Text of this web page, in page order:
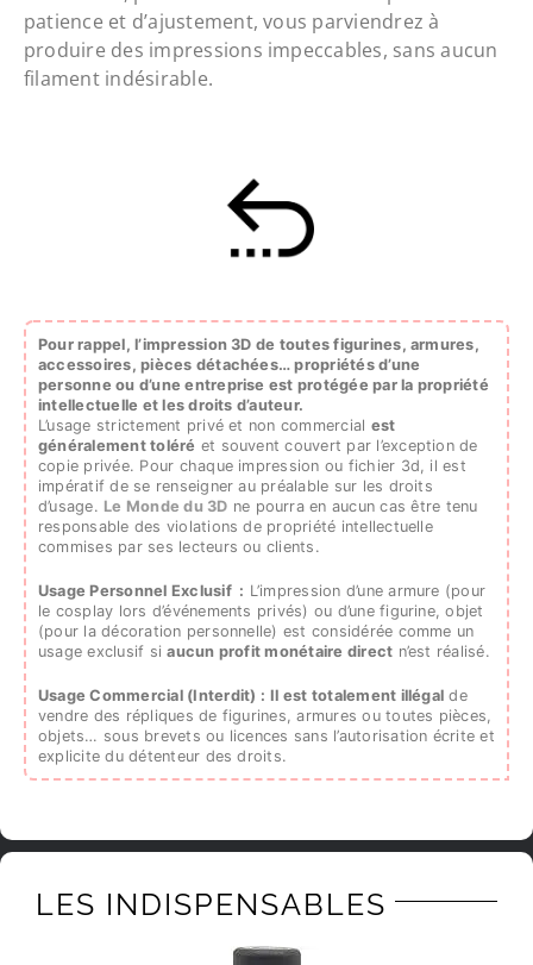
patience et d’ajustement, vous parviendrez à
produire des impressions impeccables, sans aucun
filament indésirable.
Pour rappel, l’impression 3D de toutes figurines, armures,
accessoires, pièces détachées…propriétés d’une
personne ou d’une entreprise est protégée par la propriété
intellectuelle et les droits d’auteur.
L’usage strictement privé et non commercial est
généralement toléré et souvent couvert par l’exception de
copie privée. Pour chaque impression ou fichier 3d, il est
impératif de se renseigner au préalable sur les droits
d’usage. Le Monde du 3D ne pourra en aucun cas être tenu
responsable des violations de propriété intellectuelle
commises par ses lecteurs ou clients.
Usage Personnel Exclusif : L’impression d’une armure (pour
le cosplay lors d’événements privés) ou d’une figurine, objet
(pour la décoration personnelle) est considérée comme un
usage exclusif siaucun profit monétaire direct n’est réalisé.
Usage Commercial (Interdit) : Il est totalement illégal de
vendre des répliques de figurines, armures ou toutes pièces,
objets… sous brevets ou licences sans l’autorisation écrite et
explicite du détenteur des droits.
LES INDISPENSABLES